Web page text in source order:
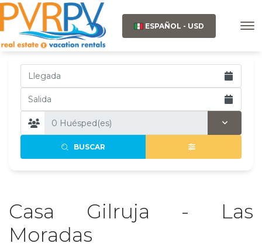
ESPAÑOL - USD
BUSCAR
Casa Gilruja - Las
Moradas